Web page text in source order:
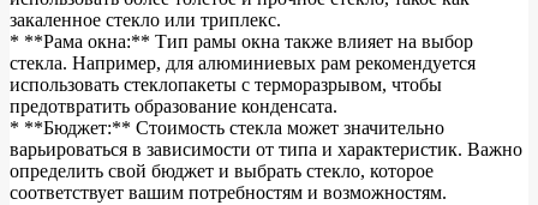
закаленное стекло или триплекс.
* **Рама окна:** Тип рамы окна также влияет на выбор
стекла. Например, для алюминиевых рам рекомендуется
использовать стеклопакеты с терморазрывом, чтобы
предотвратить образование конденсата.
* **Бюджет:** Стоимость стекла может значительно
варьироваться в зависимости от типа и характеристик. Важно
определить свой бюджет и выбрать стекло, которое
соответствует вашим потребностям и возможностям.